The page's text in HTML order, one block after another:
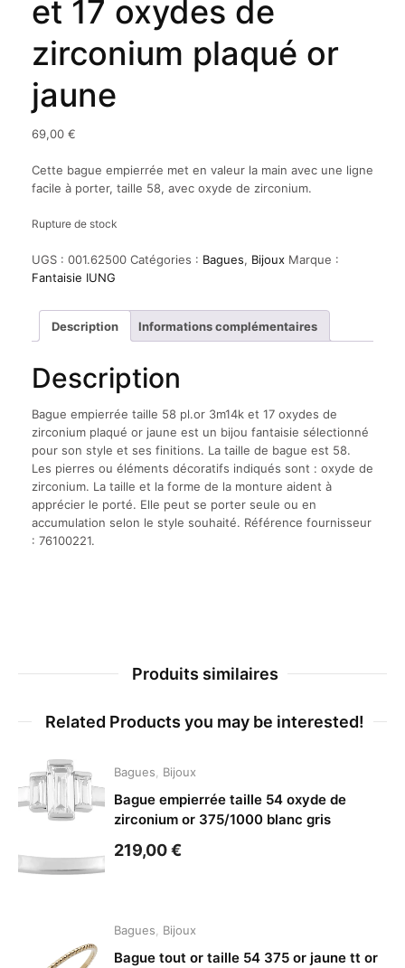
et 17 oxydes de
zirconium plaqué or
jaune
69,00 €
Cette bague empierrée met en valeur la main avec une ligne
facile à porter, taille 58, avec oxyde de zirconium.
Rupture de stock
UGS : 001.62500 Catégories : Bagues, Bijoux Marque :
Fantaisie IUNG
Description Informations complémentaires
Description
Bague empierrée taille 58 pl.or 3m14k et 17 oxydes de
zirconium plaqué or jaune est un bijou fantaisie sélectionné
pour son style et ses finitions. La taille de bague est 58.
Les pierres ou éléments décoratifs indiqués sont : oxyde de
zirconium. La taille et la forme de la monture aident à
apprécier le porté. Elle peut se porter seule ou en
accumulation selon le style souhaité. Référence fournisseur
: 76100221.
Produits similaires
Related Products you may be interested!
Bagues Bijoux
Bague empierrée taille 54 oxyde de
zirconium or 375/1000 blanc gris
219,00€
Bagues Bijoux
Bague tout or taille 54 375 or jaune tt or